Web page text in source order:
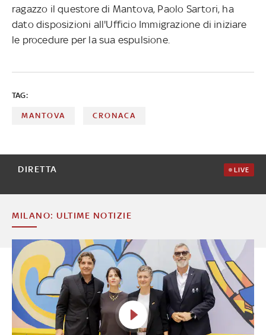
ragazzo il questore di Mantova, Paolo Sartori, ha
dato disposizioni all'Ufficio Immigrazione di iniziare
le procedure per la sua espulsione.
TAG:
MANTOVA CRONACA
DIRETTA LIVE
MILANO: ULTIME NOTIZIE